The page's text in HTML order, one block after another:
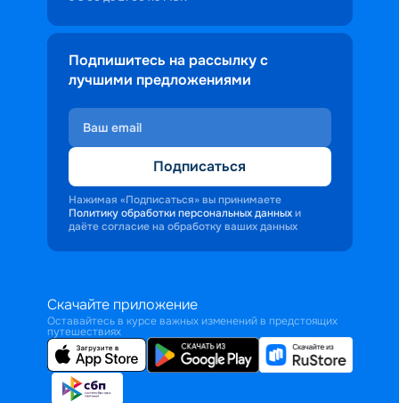
Подпишитесь на рассылку с
лучшими предложениями
Подписаться
Нажимая «Подписаться» вы принимаете
Политику обработки персональных данных и
даёте согласие на обработку ваших данных
Скачайте приложение
Оставайтесь в курсе важных изменений в предстоящих
путешествиях